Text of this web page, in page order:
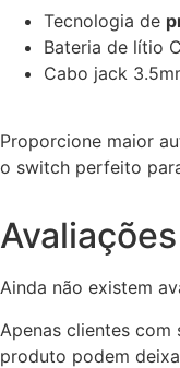
Tecnologia de
Bateria de lítio
Cabo jack
Proporcione maior
o switch perfeito
Avaliações
Ainda não existem
Apenas clientes com
produto podem